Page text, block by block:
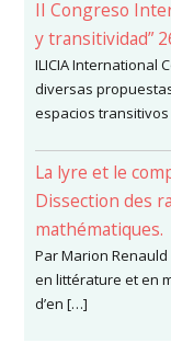
II Congreso
y transitividad”
ILICIA International
diversas
espacios
La lyre et le
Dissection des
mathématiques.
Par Marion
en littérature et en
d’en […]